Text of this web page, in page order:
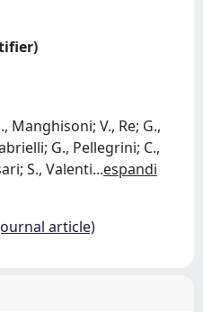
Manghisoni; V., Re; G.,
G., Pellegrini; C.,
S., Valenti...espandi
article)